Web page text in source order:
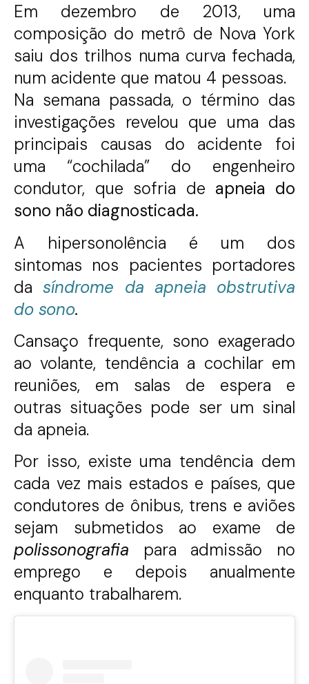
Em dezembro de 2013, uma
composição do metrô de Nova York
saiu dos trilhos numa curva fechada,
num acidente que matou 4 pessoas.
Na semana passada, o término das
investigações revelou que uma das
principais causas do acidente foi
uma “cochilada” do engenheiro
condutor, que sofria de apneia do
sono não diagnosticada.
A hipersonolência é um dos
sintomas nos pacientes portadores
dasíndrome da apneia obstrutiva
do sono.
Cansaço frequente, sono exagerado
ao volante, tendência a cochilar em
reuniões, em salas de espera e
outras situações pode ser um sinal
da apneia.
Por isso, existe uma tendência dem
cada vez mais estados e países, que
condutores de ônibus, trens e aviões
sejam submetidos ao exame de
polissonografia para admissão no
emprego e depois anualmente
enquanto trabalharem.